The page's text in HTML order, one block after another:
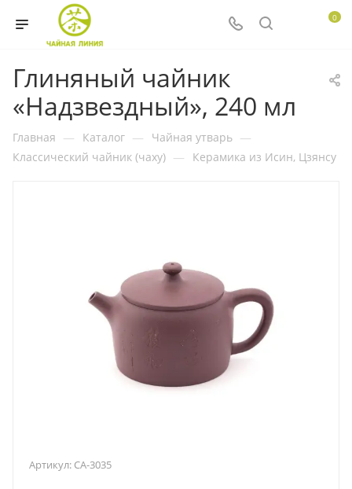
0
Глиняный чайник
«Надзвездный», 240 мл
Главная — Каталог — Чайная утварь —
Классический чайник (чаху) — Керамика из Исин, Цзянсу
Артикул: CA-3035